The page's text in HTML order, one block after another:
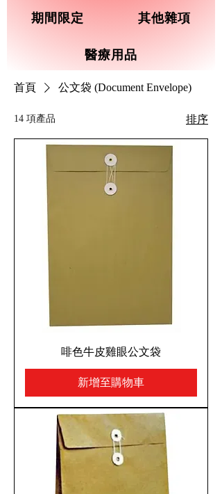
期間限定 其他雜項
醫療用品
首頁 公文袋 (Document Envelope)
14 項產品 排序
啡色牛皮雞眼公文袋
新增至購物車